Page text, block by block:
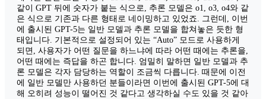
같이 GPT 뒤에 숫자가 붙는 식으로, 추론 모델은 o1, o3, o4와 같
은 식으로 기존과 다른 형태로 네이밍하고 있었죠. 그런데, 이번
에 출시된 GPT-5는 일반 모델과 추론 모델을 합쳐놓은 듯한 형
태입니다. 기본적으로 설정되어 있는 “Auto” 모드로 사용하게
되면, 사용자가 어떤 질문을 하느냐에 따라 어떤 때에는 추론을,
어떤 때에는 즉답을 하곤 합니다. 엄밀히 말하면 일반 모델과 추
론 모델은 각자 담당하는 역할이 조금씩 다릅니다. 때문에 이전
에 일반 모델만 사용하던 분들이라면 이번에 출시된 GPT-5에 대
해 오히려 성능이 떨어진 것 같다고 생각하실 수도 있을 것 같아